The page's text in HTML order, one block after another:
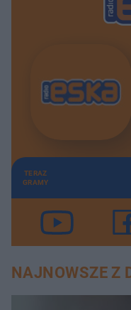
TERAZ
GRAMY
NAJNOWSZE Z